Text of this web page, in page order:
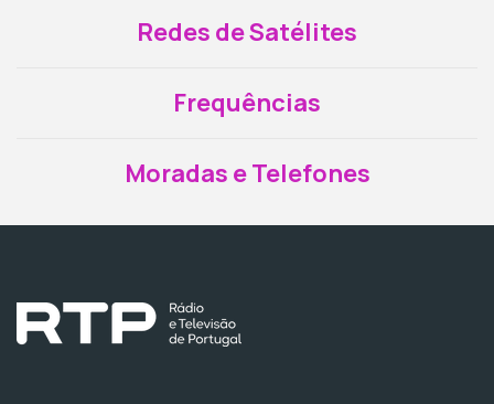
Redes de Satélites
Frequências
Moradas e Telefones